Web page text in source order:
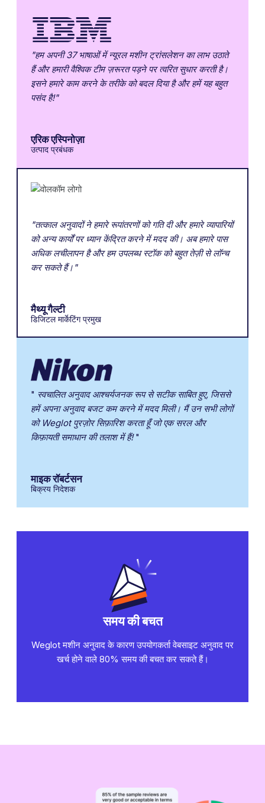
"हम अपनी 37 भाषाओं में न्यूरल मशीन ट्रांसलेशन का लाभ उठाते
हैं और हमारी वैश्विक टीम ज़रूरत पड़ने पर त्वरित सुधार करती है।
इसने हमारे काम करने के तरीके को बदल दिया है और हमें यह बहुत
पसंद है!"
एरिक एस्पिनोज़ा
उत्पाद प्रबंधक
"तत्काल अनुवादों ने हमारे रूपांतरणों को गति दी और हमारे व्यापारियों
को अन्य कार्यों पर ध्यान केंद्रित करने में मदद की। अब हमारे पास
अधिक लचीलापन है और हम उपलब्ध स्टॉक को बहुत तेज़ी से लॉन्च
कर सकते हैं।"
मैथ्यू गैल्टी
डिजिटल मार्केटिंग प्रमुख
" स्वचालित अनुवाद आश्चर्यजनक रूप से सटीक साबित हुए, जिससे
हमें अपना अनुवाद बजट कम करने में मदद मिली। मैं उन सभी लोगों
को Weglot पुरज़ोर सिफ़ारिश करता हूँ जो एक सरल और
किफ़ायती समाधान की तलाश में हैं!"
माइक रॉबर्टसन
बिक्रय निदेशक
समय की बचत
Weglot मशीन अनुवाद के कारण उपयोगकर्ता वेबसाइट अनुवाद पर
खर्च होने वाले 80% समय की बचत कर सकते हैं।